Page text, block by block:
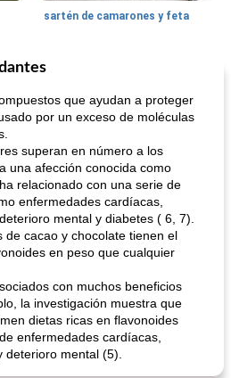
sartén de camarones y feta
sopa de lentejas negras del chef john
que ayudan a proteger
por un exceso de moléculas
superan en número a los
una afección conocida como
relacionado con una serie de
enfermedades cardíacas,
mental y diabetes ( 6, 7).
de cacao y chocolate tienen el
en peso que cualquier
con muchos beneficios
la investigación muestra que
dietas ricas en flavonoides
enfermedades cardíacas,
mental (5).